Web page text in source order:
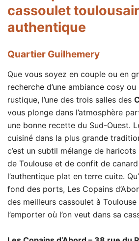
cassoulet
authentique
Quartier Guilhemery
Que vous soyez en couple ou en
recherche d’une ambiance cosy ou
rustique, l’une des trois salles des
vous plonge dans l’atmosphère
une bonne recette du Sud-Ouest.
cuisiné dans la plus grande
c’est un subtil mélange de
de Toulouse et de confit de
l’authentique plat en terre cuite.
fond des ports, Les Copains
des meilleurs cassoulet à
l’emporter où l’on veut dans sa